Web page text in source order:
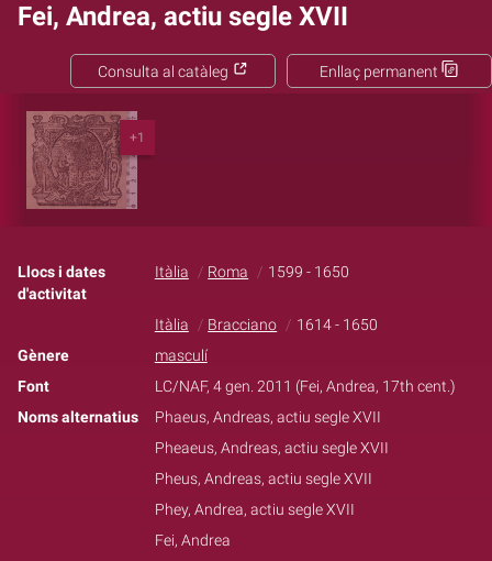
Fei, Andrea, actiu segle XVII
Enllaç permanent
Consulta al catàleg
+1
Llocs i dates
d'activitat
Itàlia Roma 1599 - 1650
Itàlia Bracciano
1614 - 1650
Gènere
masculí
Font
LC/NAF, 4 gen. 2011 (Fei, Andrea, 17th cent.)
Noms alternatius
Phaeus, Andreas, actiu segle XVII
Pheaeus, Andreas, actiu segle XVII
Pheus, Andreas, actiu segle XVII
Phey, Andrea, actiu segle XVII
Fei, Andrea